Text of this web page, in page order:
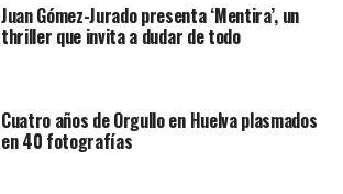
Juan Gómez-Jurado presenta ‘Mentira’, un
thriller que invita a dudar de todo
Cuatro años de Orgullo en Huelva plasmados
en 40 fotografías